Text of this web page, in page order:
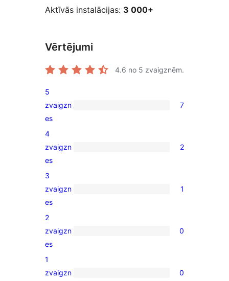
Aktīvās instalācijas: 3 000+
Vērtējumi
4.6 no 5 zvaigznēm.
7
5-
star
reviews
5
zvaigzn
es
7
2
4-
star
reviews
4
zvaigzn
es
2
1
3-
star
review
3
zvaigzn
es
1
0
2-
star
reviews
2
zvaigzn
es
0
0
1
zvaigzn
0